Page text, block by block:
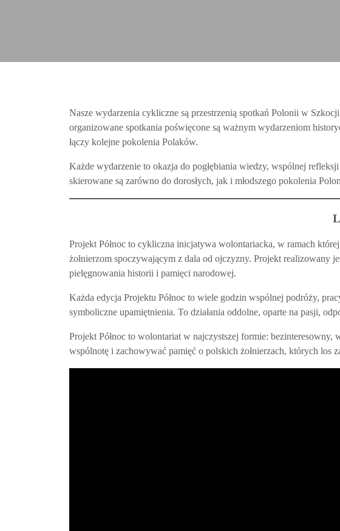
Nasze wydarzenia cykliczne są przestrzenią spotkań Polonii w
organizowane spotkania poświęcone są ważnym wydarzeniom
łączy kolejne pokolenia Polaków.
Każde wydarzenie to okazja do pogłębiania wiedzy, wspólnej
skierowane są zarówno do dorosłych, jak i młodszego pokolenia
Projekt Północ to cykliczna inicjatywa wolontariacka, w ramach
żołnierzom spoczywającym z dala od ojczyzny. Projekt realizowany
pielęgnowania historii i pamięci narodowej.
Każda edycja Projektu Północ to wiele godzin wspólnej podróży,
symboliczne upamiętnienia. To działania oddolne, oparte na pasji,
Projekt Północ to wolontariat w najczystszej formie:
wspólnotę i zachowywać pamięć o polskich żołnierzach, których los